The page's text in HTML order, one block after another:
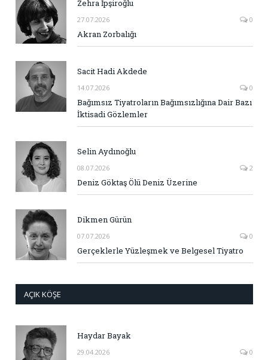
Zehra İpşiroğlu
27.07.2026 0
Akran Zorbalığı
Sacit Hadi Akdede
14.07.2026 0
Bağımsız Tiyatroların Bağımsızlığına Dair Bazı
İktisadi Gözlemler
Selin Aydınoğlu
08.07.2026 2
Deniz Göktaş Ölü Deniz Üzerine
Dikmen Gürün
07.07.2026 0
Gerçeklerle Yüzleşmek ve Belgesel Tiyatro
AÇIK KÖŞE
Haydar Bayak
29.04.2026 0